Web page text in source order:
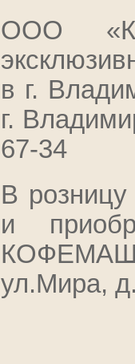
ООО
в г.
г.
67-34
В
и
ул.Мира,